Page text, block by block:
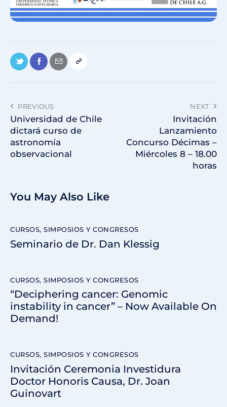
PREVIOUS
Universidad de Chile
dictará curso de
astronomía
observacional
NEXT
Invitación
Lanzamiento
Concurso Décimas –
Miércoles 8 – 18.00
horas
You May Also Like
CURSOS, SIMPOSIOS Y CONGRESOS
Seminario de Dr. Dan Klessig
CURSOS, SIMPOSIOS Y CONGRESOS
“Deciphering cancer: Genomic
instability in cancer” – Now Available On
Demand!
CURSOS, SIMPOSIOS Y CONGRESOS
Invitación Ceremonia Investidura
Doctor Honoris Causa, Dr. Joan
Guinovart